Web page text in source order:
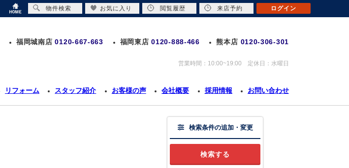
福岡城南店 0120-667-663 福岡東店 0120-888-466 熊本店 0120-306-301
営業時間：10:00~19:00 定休日：水曜日
リフォーム スタッフ紹介 お客様の声 会社概要 採用情報 お問い合わせ
検索条件の追加・変更
物件検索 お気に入り 閲覧履歴 来店予約 ログイン